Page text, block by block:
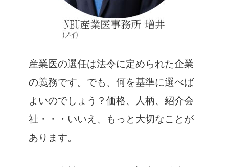
産業医の選任は法令に定められた企業
の義務です。 でも、何を基準に選べば
よいのでしょう？価格、人柄、紹介会
社・・・ いいえ、もっと大切なことが
あります。